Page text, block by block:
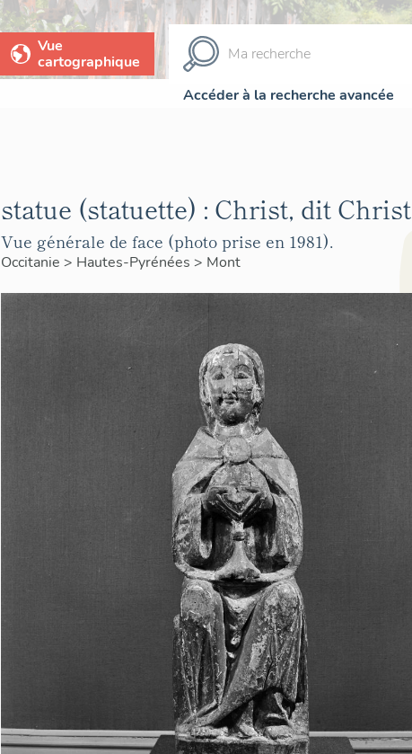
Vue
cartographique
Accéder à la recherche avancée
statue (statuette) : Christ, dit
Vue générale de face (photo prise en 1981).
Occitanie > Hautes-Pyrénées > Mont